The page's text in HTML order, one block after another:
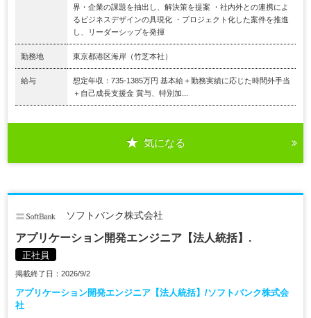
界・企業の課題を抽出し、解決策を提案 ・社内外との連携によ
るビジネスデザインの具現化 ・プロジェクト化した案件を推進
し、リーダーシップを発揮
勤務地 東京都港区海岸（竹芝本社）
給与
想定年収：735-1385万円 基本給＋勤務実績に応じた時間外手当
＋自己成長支援金 賞与、特別加...
気になる
ソフトバンク株式会社
アプリケーション開発エンジニア【法人統括】.
正社員
掲載終了日：2026/9/2
アプリケーション開発エンジニア【法人統括】/ソフトバンク株式会
社